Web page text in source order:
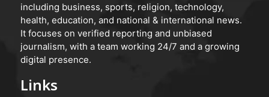
including business, sports, religion, technology,
health, education, and national & international news.
It focuses on verified reporting and unbiased
journalism, with a team working 24/7 and a growing
digital presence.
Links